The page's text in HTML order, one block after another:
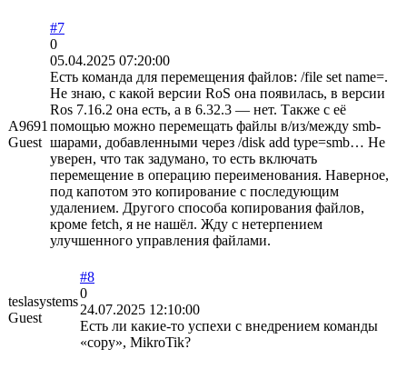
A9691
Guest
#7
0
05.04.2025 07:20:00
Есть команда для перемещения файлов: /file set name=.
Не знаю, с какой версии RoS она появилась, в версии
Ros 7.16.2 она есть, а в 6.32.3 — нет. Также с её
помощью можно перемещать файлы в/из/между smb-
шарами, добавленными через /disk add type=smb… Не
уверен, что так задумано, то есть включать
перемещение в операцию переименования. Наверное,
под капотом это копирование с последующим
удалением. Другого способа копирования файлов,
кроме fetch, я не нашёл. Жду с нетерпением
улучшенного управления файлами.
teslasystems
Guest
#8
0
24.07.2025 12:10:00
Есть ли какие-то успехи с внедрением команды
«copy», MikroTik?